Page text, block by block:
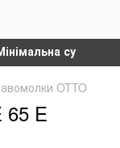
сума
OTTO
65 E